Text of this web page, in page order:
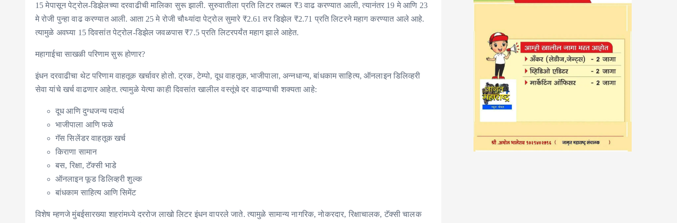
15 मेपासून पेट्रोल-डिझेलच्या दरवाढीची मालिका सुरू झाली. सुरुवातीला प्रति लिटर तब्बल ₹3 वाढ करण्यात आली, त्यानंतर 19 मे आणि 23
मे रोजी पुन्हा वाढ करण्यात आली. आता 25 मे रोजी चौथ्यांदा पेट्रोल सुमारे ₹2.61 तर डिझेल ₹2.71 प्रति लिटरने महाग करण्यात आले आहे.
त्यामुळे अवघ्या 15 दिवसांत पेट्रोल-डिझेल जवळपास ₹7.5 प्रति लिटरपर्यंत महाग झाले आहेत.
महागाईचा साखळी परिणाम सुरू होणार?
इंधन दरवाढीचा थेट परिणाम वाहतूक खर्चावर होतो. ट्रक, टेम्पो, दूध वाहतूक, भाजीपाला, अन्नधान्य, बांधकाम साहित्य, ऑनलाइन डिलिव्हरी
सेवा यांचे खर्च वाढणार आहेत. त्यामुळे येत्या काही दिवसांत खालील वस्तूंचे दर वाढण्याची शक्यता आहे:
दूध आणि दुग्धजन्य पदार्थ
भाजीपाला आणि फळे
गॅस सिलेंडर वाहतूक खर्च
किराणा सामान
बस, रिक्षा, टॅक्सी भाडे
ऑनलाइन फूड डिलिव्हरी शुल्क
बांधकाम साहित्य आणि सिमेंट
विशेष म्हणजे मुंबईसारख्या शहरांमध्ये दररोज लाखो लिटर इंधन वापरले जाते. त्यामुळे सामान्य नागरिक, नोकरदार, रिक्षाचालक, टॅक्सी चालक